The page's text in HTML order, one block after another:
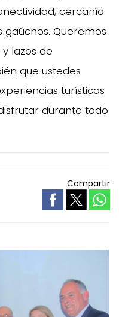
cercanía
Queremos
lazos de
que ustedes
turísticas
durante todo
Compartir